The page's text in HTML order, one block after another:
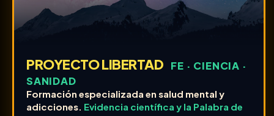
PROYECTO LIBERTAD
FE · CIENCIA ·
SANIDAD
Formación especializada en salud mental y
adicciones. Evidencia científica y la Palabra de